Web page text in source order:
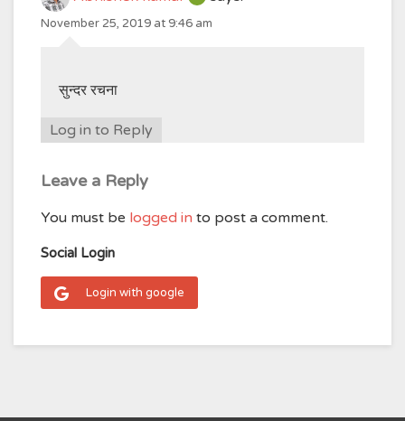
November 25, 2019 at 9:46 am
सुन्दर रचना
Log in to Reply
Leave a Reply
You must be logged in to post a comment.
Social Login
Login with google